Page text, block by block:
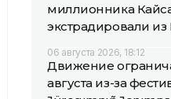
миллионника
экстрадировали из
06 августа 2026, 18:12
Движение
августа из-за